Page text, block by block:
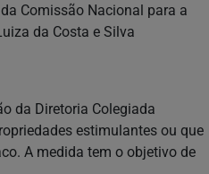
Comissão Nacional para a
da Costa e Silva
da Diretoria Colegiada
estimulantes ou que
A medida tem o objetivo de